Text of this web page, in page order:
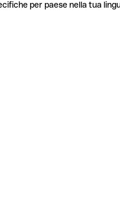
per paese nella tua